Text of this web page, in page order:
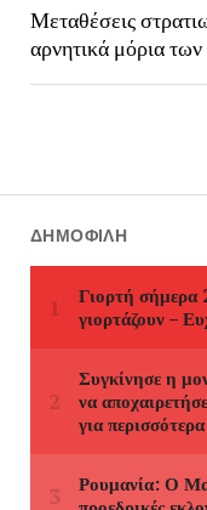
Μεταθέσεις
αρνητικά μόρια
ΔΗΜΟΦΙΛΉ